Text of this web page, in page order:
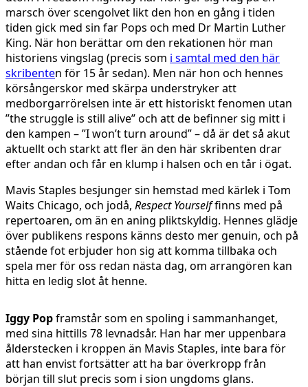
marsch över scengolvet likt den hon en gång i tiden
tiden gick med sin far Pops och med Dr Martin Luther
King. När hon berättar om den rekationen hör man
historiens vingslag (precis som i samtal med den här
skribenten för 15 år sedan). Men när hon och hennes
körsångerskor med skärpa understryker att
medborgarrörelsen inte är ett historiskt fenomen utan
”the struggle is still alive” och att de befinner sig mitt i
den kampen – ”I won’t turn around” – då är det så akut
aktuellt och starkt att fler än den här skribenten drar
efter andan och får en klump i halsen och en tår i ögat.
Mavis Staples besjunger sin hemstad med kärlek i Tom
Waits Chicago, och jodå, Respect Yourselffinns med på
repertoaren, om än en aning pliktskyldig. Hennes glädje
över publikens respons känns desto mer genuin, och på
stående fot erbjuder hon sig att komma tillbaka och
spela mer för oss redan nästa dag, om arrangören kan
hitta en ledig slot åt henne.
Iggy Popframstår som en spoling i sammanhanget,
med sina hittills 78 levnadsår. Han har mer uppenbara
ålderstecken i kroppen än Mavis Staples, inte bara för
att han envist fortsätter att ha bar överkropp från
början till slut precis som i sion ungdoms glans.